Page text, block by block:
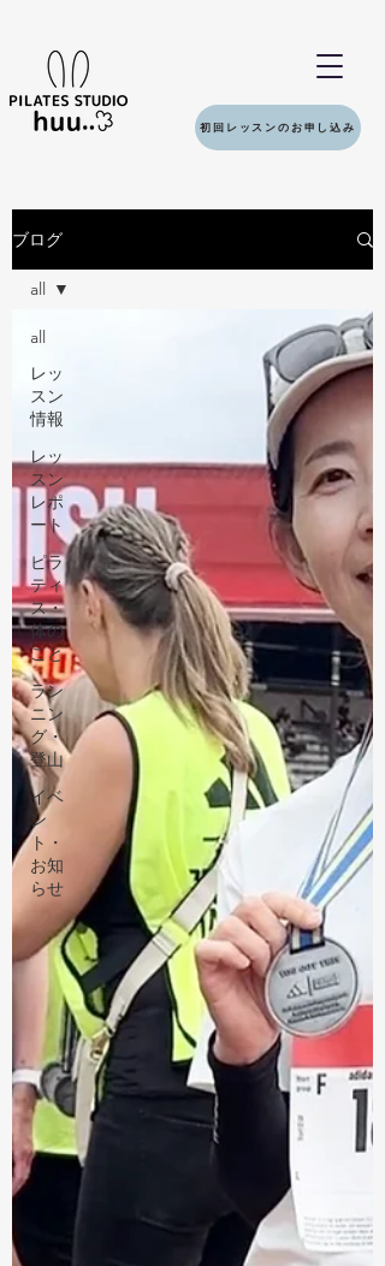
初回レッスンのお申し込み
ブログ
all
レッ
スン
情報
レッ
スン
レポ
ート
ピラ
ティ
ス・
体の
こと
ラン
ニン
グ・
登山
イベ
ン
ト・
お知
らせ
all